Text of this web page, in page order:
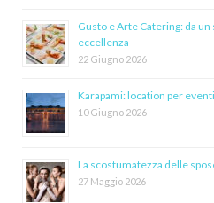
Gusto e Arte Catering: da
eccellenza
22 Giugno 2026
Karapami: location per
10 Giugno 2026
La scostumatezza delle
27 Maggio 2026